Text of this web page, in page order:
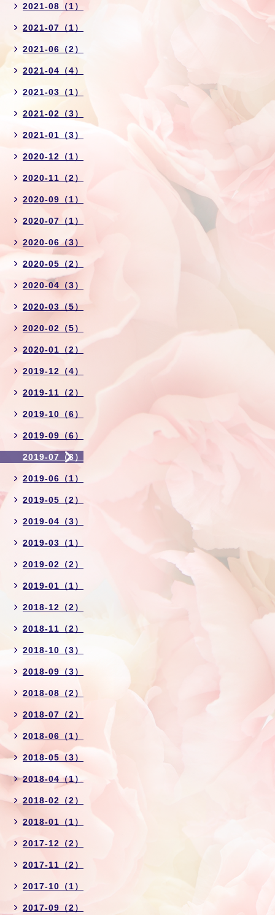
2021-08（1）
2021-07（1）
2021-06（2）
2021-04（4）
2021-03（1）
2021-02（3）
2021-01（3）
2020-12（1）
2020-11（2）
2020-09（1）
2020-07（1）
2020-06（3）
2020-05（2）
2020-04（3）
2020-03（5）
2020-02（5）
2020-01（2）
2019-12（4）
2019-11（2）
2019-10（6）
2019-09（6）
2019-07（3）
2019-06（1）
2019-05（2）
2019-04（3）
2019-03（1）
2019-02（2）
2019-01（1）
2018-12（2）
2018-11（2）
2018-10（3）
2018-09（3）
2018-08（2）
2018-07（2）
2018-06（1）
2018-05（3）
2018-04（1）
2018-02（2）
2018-01（1）
2017-12（2）
2017-11（2）
2017-10（1）
2017-09（2）